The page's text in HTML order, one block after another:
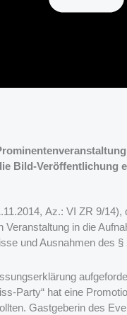
Bild-Veröffentlichung
Az.: VI ZR 9/14),
Veranstaltung in die
und Ausnahmen des
Party“ hat eine
Gastgeberin des